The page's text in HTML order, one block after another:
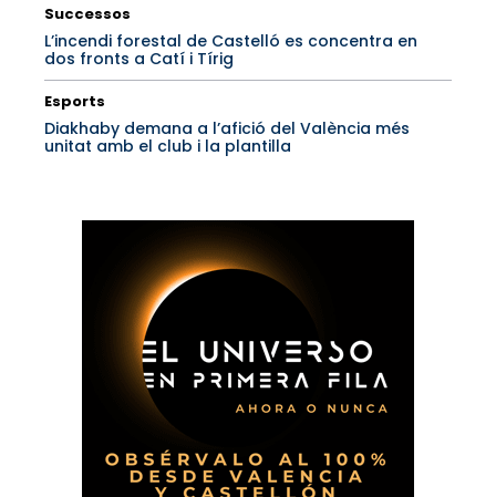
Successos
L’incendi forestal de Castelló es concentra en
dos fronts a Catí i Tírig
Esports
Diakhaby demana a l’afició del València més
unitat amb el club i la plantilla